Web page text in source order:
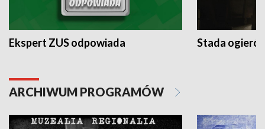
Ekspert ZUS odpowiada Stada
ARCHIWUM PROGRAMÓW